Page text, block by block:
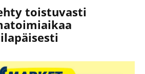
toistuvasti